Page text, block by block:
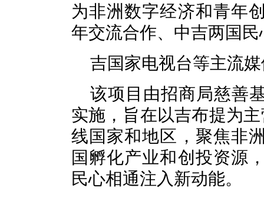
为非洲数字经济和青年
年交流合作、中吉两国民
吉国家电视台等主流
该项目由招商局慈善
实施，旨在以吉布提为
线国家和地区，聚焦非
国孵化产业和创投资源
民心相通注入新动能。